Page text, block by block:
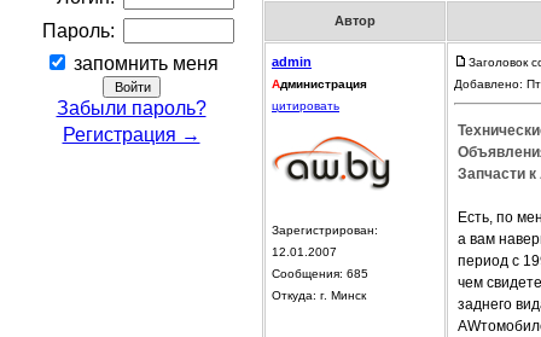
Пароль:
запомнить меня
Забыли пароль?
Регистрация →
Автор
admin
Администрация
цитировать
Зарегистрирован:
12.01.2007
Сообщения: 685
Откуда: г. Минск
Заголовок
Добавлено:
Запчасти
Есть, по
а вам
период с
чем
заднего